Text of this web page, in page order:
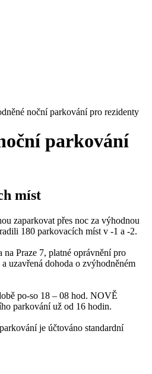
noční parkování pro rezidenty
parkování
míst
zaparkovat přes noc za výhodnou
180 parkovacích míst v -1 a -2.
na Praze 7, platné oprávnění pro
uzavřená dohoda o zvýhodněném
po-so 18 – 08 hod. NOVĚ
parkování už od 16 hodin.
je účtováno standardní